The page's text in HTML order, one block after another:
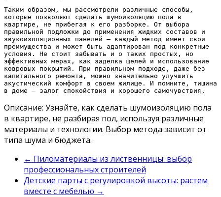
Таким образом, мы рассмотрели различные способы,
которые позволяют сделать шумоизоляцию пола в
квартире, не прибегая к его разборке. От выбора
правильной подложки до применения жидких составов и
звукоизоляционных панелей – каждый метод имеет свои
преимущества и может быть адаптирован под конкретные
условия. Не стоит забывать и о таких простых, но
эффективных мерах, как заделка щелей и использование
ковровых покрытий. При правильном подходе, даже без
капитального ремонта, можно значительно улучшить
акустический комфорт в своем жилище. И помните, тишина
в доме ⏤ залог спокойствия и хорошего самочувствия.
Описание: Узнайте, как сделать шумоизоляцию пола
в квартире, не разбирая пол, используя различные
материалы и технологии. Выбор метода зависит от
типа шума и бюджета.
← Пиломатериалы из лиственницы: выбор
профессиональных строителей
Детские парты с регулировкой высоты: растем
вместе с мебелью →